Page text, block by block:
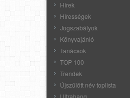
Hírek
Hírességek
Jogszabályok
Könyvajánló
Tanácsok
TOP 100
Trendek
Újszülött név toplista
Ultrahang